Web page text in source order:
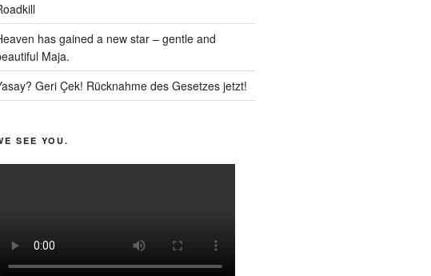
has gained a new star – gentle and
Maja.
Geri Çek! Rücknahme des Gesetzes jetzt!
SEE YOU.